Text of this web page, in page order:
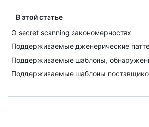
В этой статье
О secret scanning закономерностях
Поддерживаемые дженерические
Поддерживаемые шаблоны,
Поддерживаемые шаблоны